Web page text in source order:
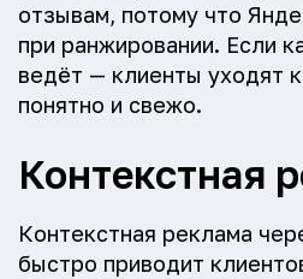
отзывам, потому что
при ранжировании. Если
ведёт — клиенты уходят
понятно и свежо.
Контекстная
Контекстная реклама
быстро приводит